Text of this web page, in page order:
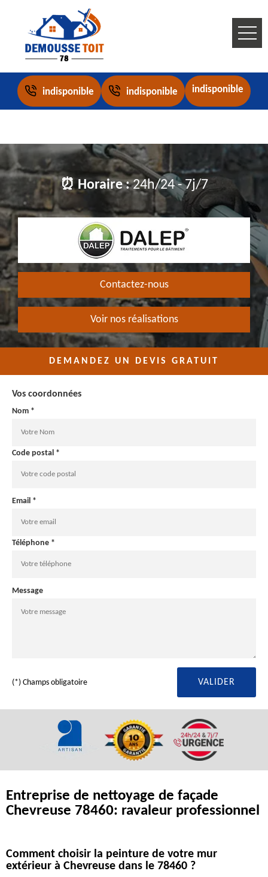
indisponible indisponible indisponible
⏰ Horaire :24h/24 - 7j/7
Contactez-nous
Voir nos réalisations
DEMANDEZ UN DEVIS GRATUIT
Vos coordonnées
Nom *
Code postal *
Email *
Téléphone *
Message
(*) Champs obligatoire
Entreprise de nettoyage de façade
Chevreuse 78460: ravaleur professionnel
Comment choisir la peinture de votre mur
extérieur à Chevreuse dans le 78460 ?